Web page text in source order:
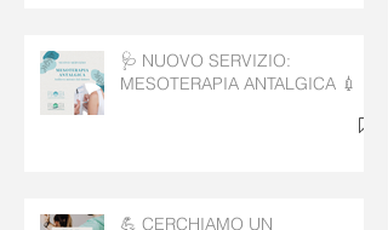
🩺 NUOVO SERVIZIO:
MESOTERAPIA ANTALGICA 💉
💪 CERCHIAMO UN